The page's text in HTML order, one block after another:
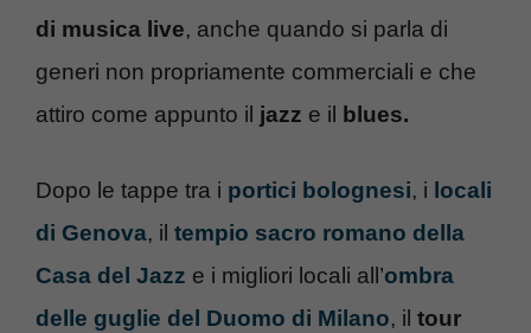
di musica live, anche quando si parla di
generi non propriamente commerciali e che
attiro come appunto il jazz e il blues.
Dopo le tappe tra i portici bolognesi, i locali
di Genova, il tempio sacro romano della
Casa del Jazz e i migliori locali all’ombra
delle guglie del Duomo di Milano, il tour